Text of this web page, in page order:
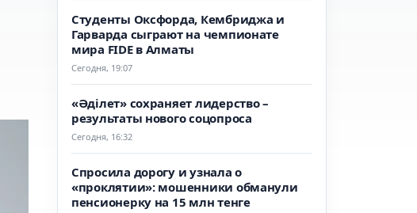
Студенты Оксфорда, Кембриджа и
Гарварда сыграют на чемпионате
мира FIDE в Алматы
Сегодня, 19:07
«Әділет» сохраняет лидерство –
результаты нового соцопроса
Сегодня, 16:32
Спросила дорогу и узнала о
«проклятии»: мошенники обманули
пенсионерку на 15 млн тенге